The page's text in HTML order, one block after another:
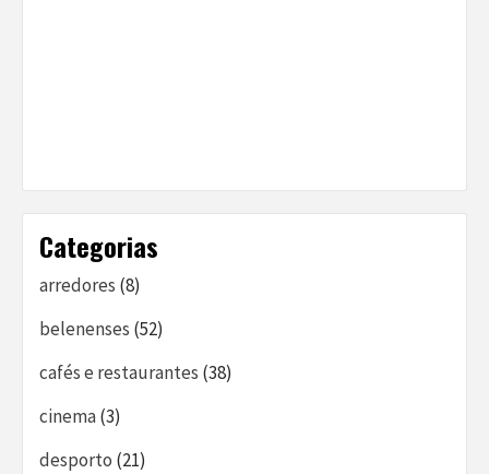
Categorias
arredores (8)
belenenses (52)
cafés e restaurantes (38)
cinema(3)
desporto (21)